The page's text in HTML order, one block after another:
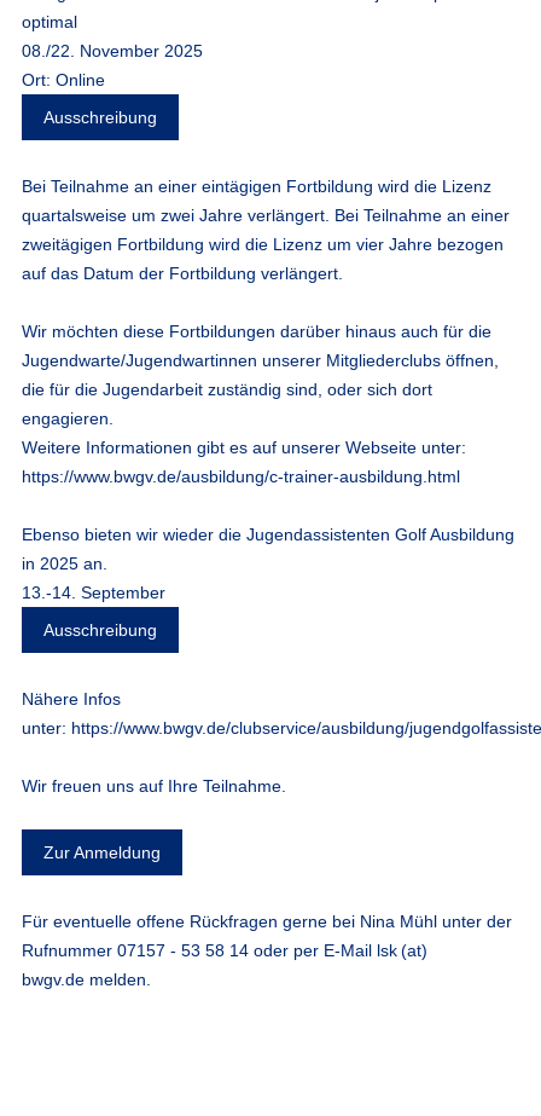
optimal
08./22. November 2025
Ort: Online
Ausschreibung
Bei Teilnahme an einer eintägigen Fortbildung wird die Lizenz
quartalsweise um zwei Jahre verlängert. Bei Teilnahme an einer
zweitägigen Fortbildung wird die Lizenz um vier Jahre bezogen
auf das Datum der Fortbildung verlängert.
Wir möchten diese Fortbildungen darüber hinaus auch für die
Jugendwarte/Jugendwartinnen unserer Mitgliederclubs öffnen,
die für die Jugendarbeit zuständig sind, oder sich dort
engagieren.
Weitere Informationen gibt es auf unserer Webseite unter:
https://www.bwgv.de/ausbildung/c-trainer-ausbildung.html
Ebenso bieten wir wieder die Jugendassistenten Golf Ausbildung
in 2025 an.
13.-14. September
Ausschreibung
Nähere Infos
unter: https://www.bwgv.de/clubservice/ausbildung/
Wir freuen uns auf Ihre Teilnahme.
Zur Anmeldung
Für eventuelle offene Rückfragen gerne bei Nina Mühl unter der
Rufnummer 07157 - 53 58 14 oder per E-Mail lsk (at)
bwgv.demelden.